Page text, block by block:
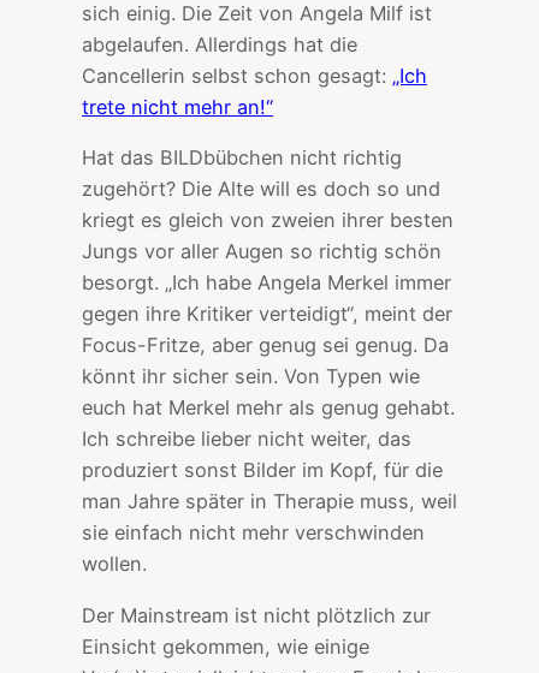
sich einig. Die Zeit von Angela Milf ist
abgelaufen. Allerdings hat die
Cancellerin selbst schon gesagt: „Ich
trete nicht mehr an!“
Hat das BILDbübchen nicht richtig
zugehört? Die Alte will es doch so und
kriegt es gleich von zweien ihrer besten
Jungs vor aller Augen so richtig schön
besorgt. „Ich habe Angela Merkel immer
gegen ihre Kritiker verteidigt“, meint der
Focus-Fritze, aber genug sei genug. Da
könnt ihr sicher sein. Von Typen wie
euch hat Merkel mehr als genug gehabt.
Ich schreibe lieber nicht weiter, das
produziert sonst Bilder im Kopf, für die
man Jahre später in Therapie muss, weil
sie einfach nicht mehr verschwinden
wollen.
Der Mainstream ist nicht plötzlich zur
Einsicht gekommen, wie einige